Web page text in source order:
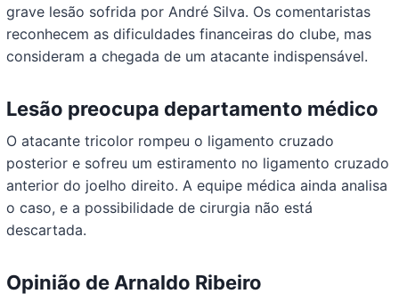
grave lesão sofrida por André Silva. Os comentaristas
reconhecem as dificuldades financeiras do clube, mas
consideram a chegada de um atacante indispensável.
Lesão preocupa departamento médico
O atacante tricolor rompeu o ligamento cruzado
posterior e sofreu um estiramento no ligamento cruzado
anterior do joelho direito. A equipe médica ainda analisa
o caso, e a possibilidade de cirurgia não está
descartada.
Opinião de Arnaldo Ribeiro